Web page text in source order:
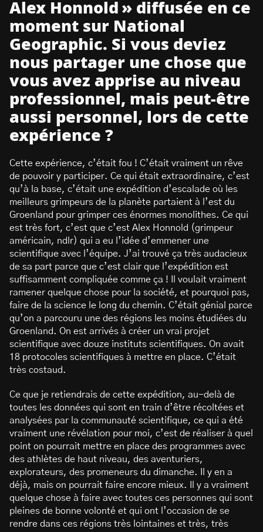
Alex Honnold » diffusée en ce
moment sur National
Geographic. Si vous deviez
nous partager une chose que
vous avez apprise au niveau
professionnel, mais peut-être
aussi personnel, lors de cette
expérience ?
Cette expérience, c’était fou ! C’était vraiment un rêve
de pouvoir y participer. Ce qui était extraordinaire, c’est
qu’à la base, c’était une expédition d’escalade où les
meilleurs grimpeurs de la planète partaient à l’est du
Groenland pour grimper ces énormes monolithes. Ce qui
est très fort, c’est que c’est Alex Honnold (grimpeur
américain, ndlr) qui a eu l’idée d’emmener une
scientifique avec l’équipe. J’ai trouvé ça très audacieux
de sa part parce que c’est clair que l’expédition est
suffisamment compliquée comme ça ! Il voulait vraiment
ramener quelque chose pour la société, et pourquoi pas,
faire de la science le long du chemin. C’était génial parce
qu’on a parcouru une des régions les moins étudiées du
Groenland. On est arrivés à créer un vrai projet
scientifique avec douze instituts scientifiques. On avait
18 protocoles scientifiques à mettre en place. C’était
très costaud.
Ce que je retiendrais de cette expédition, au-delà de
toutes les données qui sont en train d’être récoltées et
analysées par la communauté scientifique, ce qui a été
vraiment une révélation pour moi, c’est de réaliser à quel
point on pourrait mettre en place des programmes avec
des athlètes de haut niveau, des aventuriers,
explorateurs, des promeneurs du dimanche. Il y en a
déjà, mais on pourrait faire encore mieux. Il y a vraiment
quelque chose à faire avec toutes ces personnes qui sont
pleines de bonne volonté et qui ont l’occasion de se
rendre dans ces régions très lointaines et très, très